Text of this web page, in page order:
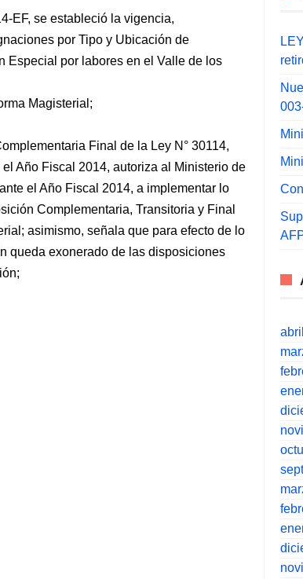
EF, se estableció la vigencia,
por Tipo y Ubicación de
Especial por labores en el Valle de los
Magisterial;
Final de la Ley N° 30114,
Año Fiscal 2014, autoriza al Ministerio de
el Año Fiscal 2014, a implementar lo
Complementaria, Transitoria y Final
asimismo, señala que para efecto de lo
queda exonerado de las disposiciones